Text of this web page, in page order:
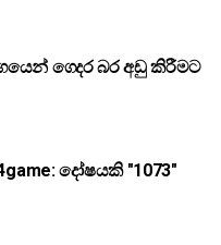
ගෙදර බර අඩු කිරීමට
දෝෂයකි "1073"